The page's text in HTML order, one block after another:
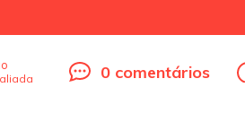
0 comentários